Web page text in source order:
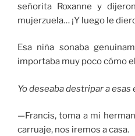
señorita Roxanne y
mujerzuela… ¡Y luego le
Esa niña sonaba
importaba muy poco cómo
Yo deseaba destripar a esas
—Francis, toma a mi
carruaje, nos iremos a casa.